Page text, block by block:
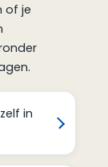
of je
in